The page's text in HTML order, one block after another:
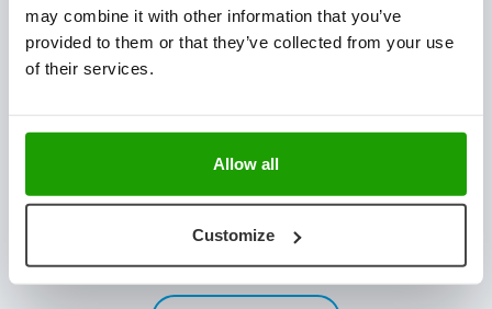
may combine it with other information that you’ve
provided to them or that they’ve collected from your use
of their services.
Allow all
Customize
SKONTAKTUJ SIĘ Z NAMI
Mijlweg 18
NEWSLETTER
Bądź na bieżąco z najnowszymi wiadomościami i realizacjami.